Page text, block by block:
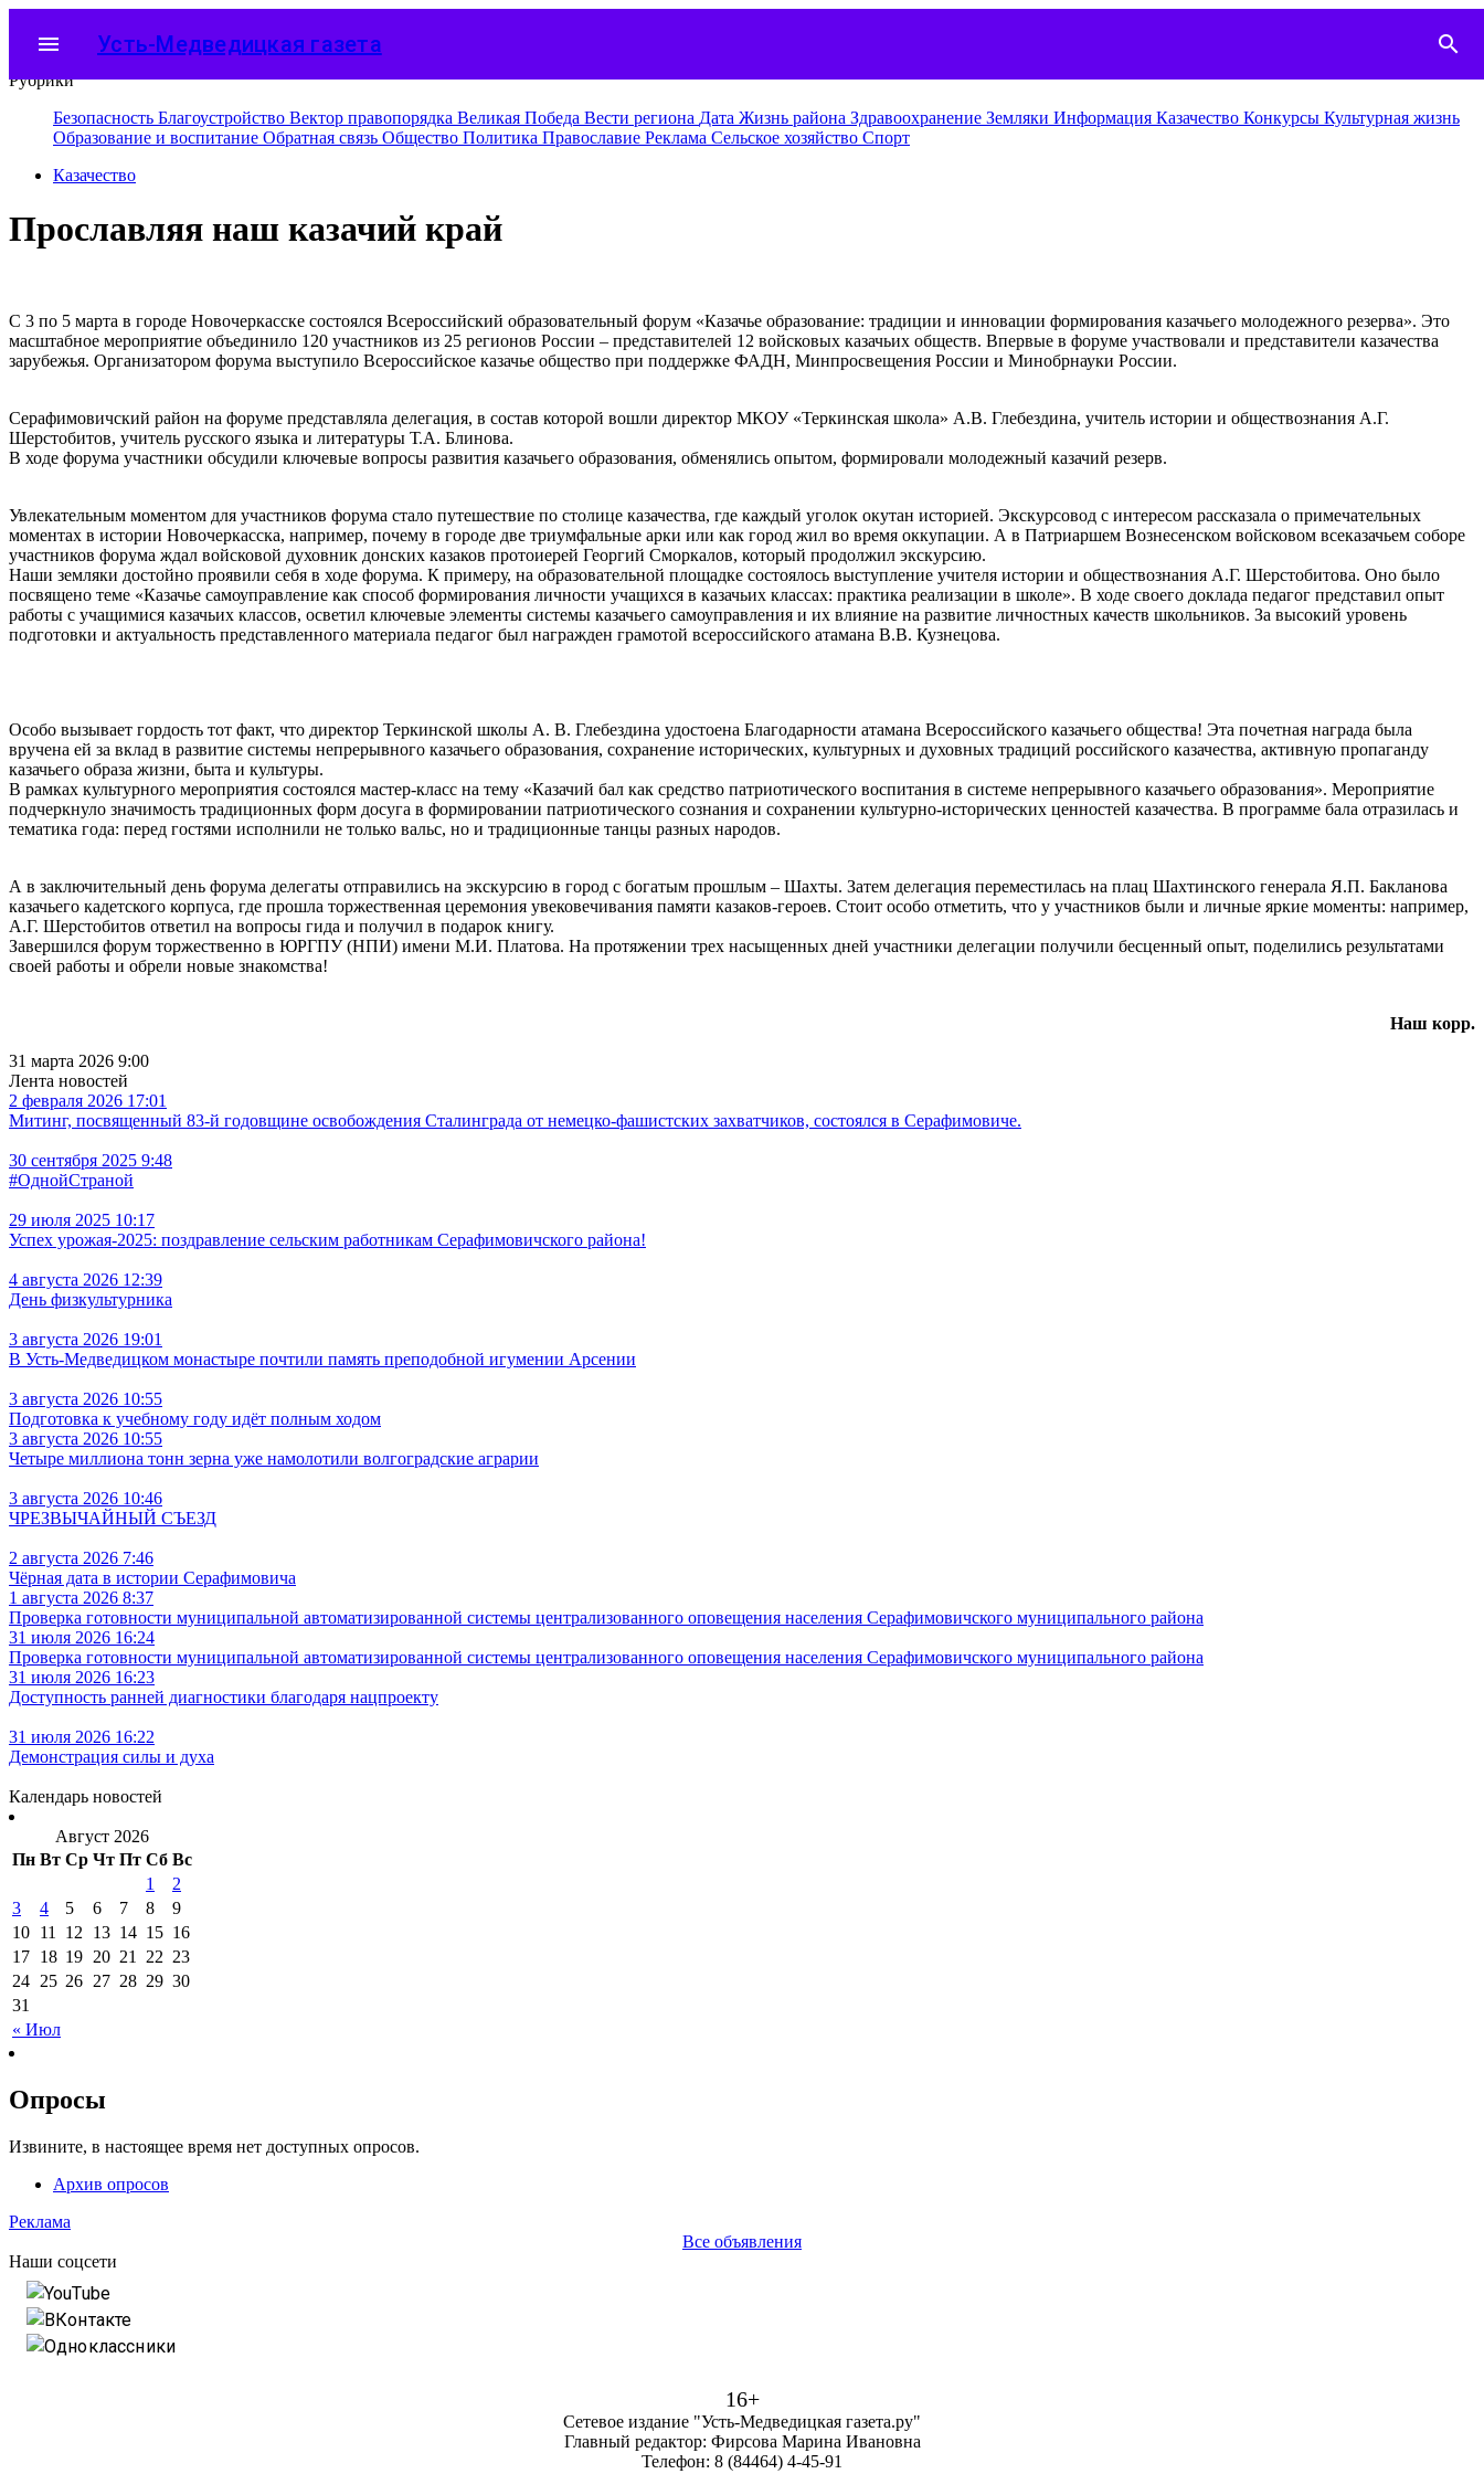
menu Усть-Медведицкая газета search
Рубрики
Безопасность Благоустройство Вектор правопорядка Великая Победа Вести региона Дата Жизнь района Здравоохранение Земляки Информация Казачество Конкурcы Культурная жизнь
Образование и воспитание Обратная связь Общество Политика Православие Реклама Сельское хозяйство Спорт
Казачество
Прославляя наш казачий край
С 3 по 5 марта в городе Новочеркасске состоялся Всероссийский образовательный форум «Казачье образование: традиции и инновации формирования казачьего молодежного резерва». Это
масштабное мероприятие объединило 120 участников из 25 регионов России – представителей 12 войсковых казачьих обществ. Впервые в форуме участвовали и представители казачества
зарубежья. Организатором форума выступило Всероссийское казачье общество при поддержке ФАДН, Минпросвещения России и Минобрнауки России.
Серафимовичский район на форуме представляла делегация, в состав которой вошли директор МКОУ «Теркинская школа» А.В. Глебездина, учитель истории и обществознания А.Г.
Шерстобитов, учитель русского языка и литературы Т.А. Блинова.
В ходе форума участники обсудили ключевые вопросы развития казачьего образования, обменялись опытом, формировали молодежный казачий резерв.
Увлекательным моментом для участников форума стало путешествие по столице казачества, где каждый уголок окутан историей. Экскурсовод с интересом рассказала о примечательных
моментах в истории Новочеркасска, например, почему в городе две триумфальные арки или как город жил во время оккупации. А в Патриаршем Вознесенском войсковом всеказачьем соборе
участников форума ждал войсковой духовник донских казаков протоиерей Георгий Сморкалов, который продолжил экскурсию.
Наши земляки достойно проявили себя в ходе форума. К примеру, на образовательной площадке состоялось выступление учителя истории и обществознания А.Г. Шерстобитова. Оно было
посвящено теме «Казачье самоуправление как способ формирования личности учащихся в казачьих классах: практика реализации в школе». В ходе своего доклада педагог представил опыт
работы с учащимися казачьих классов, осветил ключевые элементы системы казачьего самоуправления и их влияние на развитие личностных качеств школьников. За высокий уровень
подготовки и актуальность представленного материала педагог был награжден грамотой всероссийского атамана В.В. Кузнецова.
Особо вызывает гордость тот факт, что директор Теркинской школы А. В. Глебездина удостоена Благодарности атамана Всероссийского казачьего общества! Эта почетная награда была
вручена ей за вклад в развитие системы непрерывного казачьего образования, сохранение исторических, культурных и духовных традиций российского казачества, активную пропаганду
казачьего образа жизни, быта и культуры.
В рамках культурного мероприятия состоялся мастер-класс на тему «Казачий бал как средство патриотического воспитания в системе непрерывного казачьего образования». Мероприятие
подчеркнуло значимость традиционных форм досуга в формировании патриотического сознания и сохранении культурно-исторических ценностей казачества. В программе бала отразилась и
тематика года: перед гостями исполнили не только вальс, но и традиционные танцы разных народов.
А в заключительный день форума делегаты отправились на экскурсию в город с богатым прошлым – Шахты. Затем делегация переместилась на плац Шахтинского генерала Я.П. Бакланова
казачьего кадетского корпуса, где прошла торжественная церемония увековечивания памяти казаков-героев. Стоит особо отметить, что у участников были и личные яркие моменты: например,
А.Г. Шерстобитов ответил на вопросы гида и получил в подарок книгу.
Завершился форум торжественно в ЮРГПУ (НПИ) имени М.И. Платова. На протяжении трех насыщенных дней участники делегации получили бесценный опыт, поделились результатами
своей работы и обрели новые знакомства!
Наш корр.
31 марта 2026 9:00
Лента новостей
2 февраля 2026 17:01
Митинг, посвященный 83-й годовщине освобождения Сталинграда от немецко-фашистских захватчиков, состоялся в Серафимовиче.
30 сентября 2025 9:48
#ОднойСтраной
29 июля 2025 10:17
Успех урожая-2025: поздравление сельским работникам Серафимовичского района!
4 августа 2026 12:39
День физкультурника
3 августа 2026 19:01
В Усть‑Медведицком монастыре почтили память преподобной игумении Арсении
3 августа 2026 10:55
Подготовка к учебному году идёт полным ходом
3 августа 2026 10:55
Четыре миллиона тонн зерна уже намолотили волгоградские аграрии
3 августа 2026 10:46
ЧРЕЗВЫЧАЙНЫЙ СЪЕЗД
2 августа 2026 7:46
Чёрная дата в истории Серафимовича
1 августа 2026 8:37
Проверка готовности муниципальной автоматизированной системы централизованного оповещения населения Серафимовичского муниципального района
31 июля 2026 16:24
Проверка готовности муниципальной автоматизированной системы централизованного оповещения населения Серафимовичского муниципального района
31 июля 2026 16:23
Доступность ранней диагностики благодаря нацпроекту
31 июля 2026 16:22
Демонстрация силы и духа
Календарь новостей
Август 2026
Пн Вт Ср Чт Пт Сб Вс
« Июл
1
2
3
4 5 6 7 8
9
10 11 12 13 14 15 16
17 18 19 20 21 22 23
24 25 26 27 28 29 30
31
Опросы
Извините, в настоящее время нет доступных опросов.
Архив опросов
Реклама
Все объявления
Наши соцсети
YouTube
ВКонтакте
Одноклассники
16+
Сетевое издание "Усть-Медведицкая газета.ру"
Главный редактор: Фирсова Марина Ивановна
Телефон: 8 (84464) 4-45-91